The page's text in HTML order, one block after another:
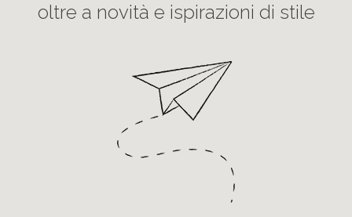
oltre a novità e ispirazioni di stile